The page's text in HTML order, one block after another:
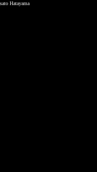
Hatayama